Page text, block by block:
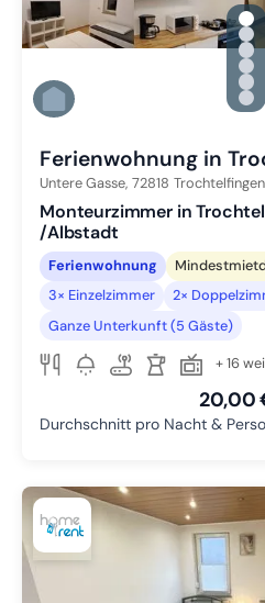
Ferienwohnung in
Untere Gasse, 72818 Trochtelfingen
Monteurzimmer in
/Albstadt
Ferienwohnung
3× Einzelzimmer
2×
Ganze Unterkunft (5 Gäste)
+ 16
20,00
Durchschnitt pro Nacht &